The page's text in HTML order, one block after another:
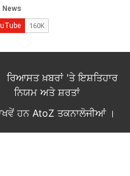
ਰਿਆਸਤ ਖ਼ਬਰਾਂ 'ਤੇ ਇਸ਼ਤਿਹਾਰ
ਨਿਯਮ ਅਤੇ ਸ਼ਰਤਾਂ
ਹਨ AtoZ ਤਕਨਾਲੋਜੀਆਂ।